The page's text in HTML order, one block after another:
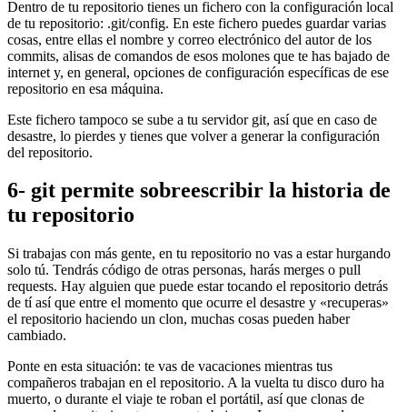
Dentro de tu repositorio tienes un fichero con la configuración local
de tu repositorio: .git/config. En este fichero puedes guardar varias
cosas, entre ellas el nombre y correo electrónico del autor de los
commits, alisas de comandos de esos molones que te has bajado de
internet y, en general, opciones de configuración específicas de ese
repositorio en esa máquina.
Este fichero tampoco se sube a tu servidor git, así que en caso de
desastre, lo pierdes y tienes que volver a generar la configuración
del repositorio.
6- git permite sobreescribir la historia de
tu repositorio
Si trabajas con más gente, en tu repositorio no vas a estar hurgando
solo tú. Tendrás código de otras personas, harás merges o pull
requests. Hay alguien que puede estar tocando el repositorio detrás
de tí así que entre el momento que ocurre el desastre y «recuperas»
el repositorio haciendo un clon, muchas cosas pueden haber
cambiado.
Ponte en esta situación: te vas de vacaciones mientras tus
compañeros trabajan en el repositorio. A la vuelta tu disco duro ha
muerto, o durante el viaje te roban el portátil, así que clonas de